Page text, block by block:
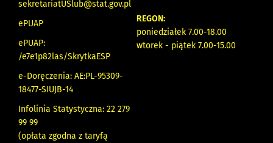
sekretariatUSlub@stat.gov.pl
ePUAP
ePUAP:
/e7e1p82las/SkrytkaESP
e-Doręczenia: AE:PL-95309-
18477-SIUJB-14
Infolinia Statystyczna: 22 279
99 99
(opłata zgodna z taryfą
REGON:
poniedziałek 7.00-18.00
wtorek - piątek 7.00-15.00